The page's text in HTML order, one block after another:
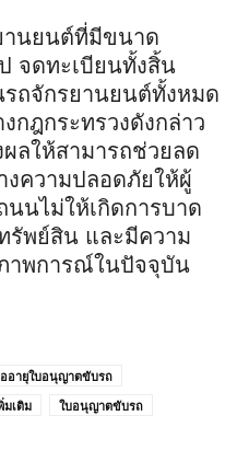
านยนต์ที่มีขนาด
จดทะเบียนทั้งสิ้น
ถจักรยานยนต์ทั้งหมด
กฎกระทรวงดังกล่าว
ลให้สามารถช่วยลด
ความปลอดภัยให้ผู้
นไม่ให้เกิดการบาด
รัพย์สิน และมีความ
าพการณ์ในปัจจุบัน
อายุใบอนุญาตขับรถ
มเติม
ใบอนุญาตขับรถ